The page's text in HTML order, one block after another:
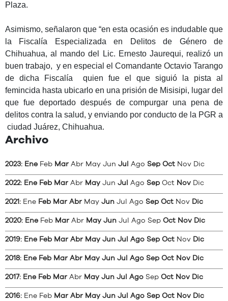
Plaza.
Asimismo, señalaron que “en esta ocasión es indudable que
la Fiscalía Especializada en Delitos de Género de
Chihuahua, al mando del Lic. Ernesto Jaurequi, realizó un
buen trabajo, y en especial el Comandante Octavio Tarango
de dicha Fiscalía quien fue el que siguió la pista al
femincida hasta ubicarlo en una prisión de Misisipi, lugar del
que fue deportado después de compurgar una pena de
delitos contra la salud, y enviando por conducto de la PGR a
ciudad Juárez, Chihuahua.
Archivo
2023: Ene Feb Mar Abr May Jun Jul Ago Sep Oct Nov Dic
2022: Ene Feb Mar Abr May Jun Jul Ago Sep Oct Nov Dic
2021: Ene Feb Mar Abr May Jun Jul Ago Sep Oct Nov Dic
2020: Ene Feb Mar Abr May Jun Jul Ago Sep Oct Nov Dic
2019: Ene Feb Mar Abr May Jun Jul Ago Sep Oct Nov Dic
2018: Ene Feb Mar Abr May Jun Jul Ago Sep Oct Nov Dic
2017: Ene Feb Mar Abr May Jun Jul Ago Sep Oct Nov Dic
2016: Ene Feb Mar Abr May Jun Jul Ago Sep Oct Nov Dic